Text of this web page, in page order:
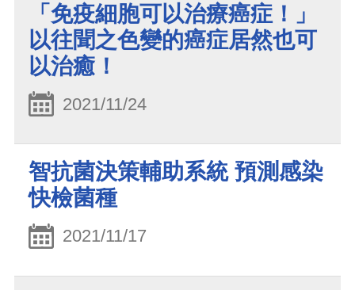
「免疫細胞可以治療癌症！」
以往聞之色變的癌症居然也可
以治癒！
2021/11/24
智抗菌決策輔助系統 預測感染
快檢菌種
2021/11/17